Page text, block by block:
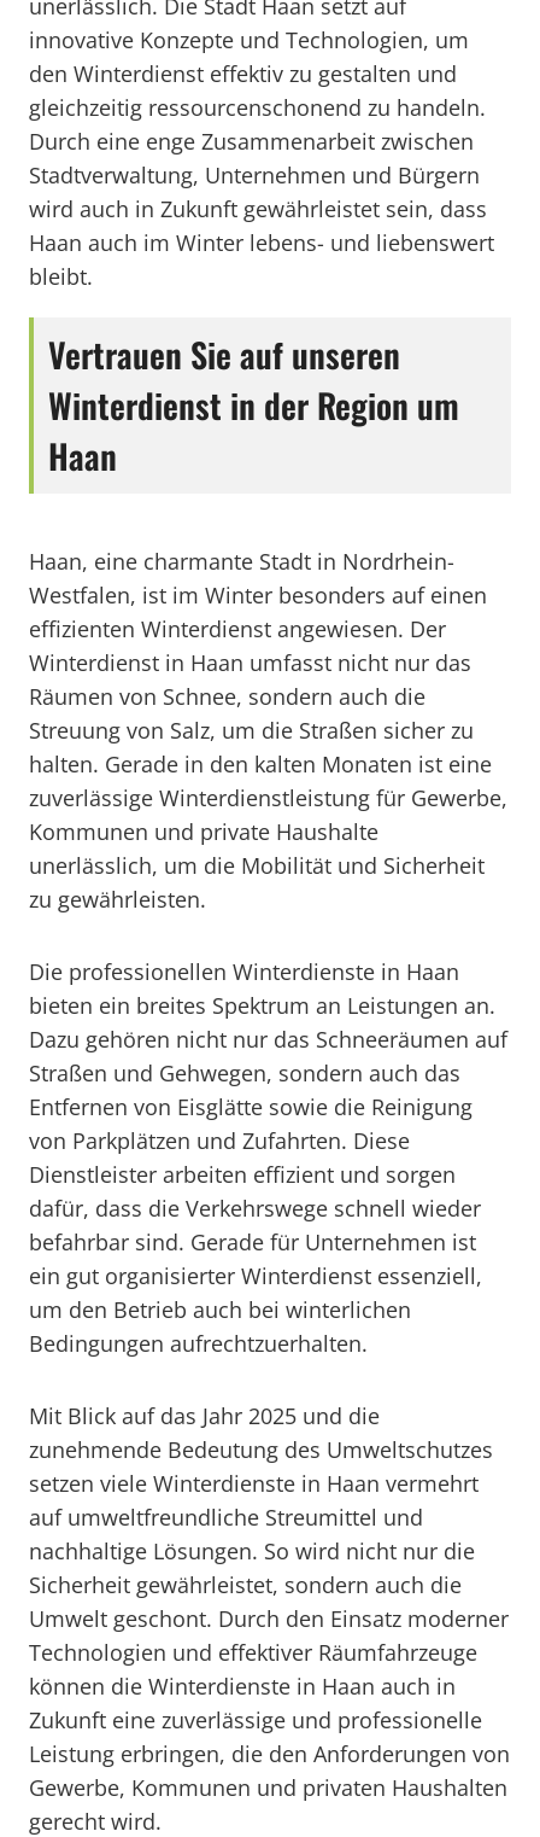
unerlässlich. Die Stadt Haan setzt auf
innovative Konzepte und Technologien, um
den Winterdienst effektiv zu gestalten und
gleichzeitig ressourcenschonend zu handeln.
Durch eine enge Zusammenarbeit zwischen
Stadtverwaltung, Unternehmen und Bürgern
wird auch in Zukunft gewährleistet sein, dass
Haan auch im Winter lebens- und liebenswert
bleibt.
Vertrauen Sie auf unseren
Winterdienst in der Region um
Haan
Haan, eine charmante Stadt in Nordrhein-
Westfalen, ist im Winter besonders auf einen
effizienten Winterdienst angewiesen. Der
Winterdienst in Haan umfasst nicht nur das
Räumen von Schnee, sondern auch die
Streuung von Salz, um die Straßen sicher zu
halten. Gerade in den kalten Monaten ist eine
zuverlässige Winterdienstleistung für Gewerbe,
Kommunen und private Haushalte
unerlässlich, um die Mobilität und Sicherheit
zu gewährleisten.
Die professionellen Winterdienste in Haan
bieten ein breites Spektrum an Leistungen an.
Dazu gehören nicht nur das Schneeräumen auf
Straßen und Gehwegen, sondern auch das
Entfernen von Eisglätte sowie die Reinigung
von Parkplätzen und Zufahrten. Diese
Dienstleister arbeiten effizient und sorgen
dafür, dass die Verkehrswege schnell wieder
befahrbar sind. Gerade für Unternehmen ist
ein gut organisierter Winterdienst essenziell,
um den Betrieb auch bei winterlichen
Bedingungen aufrechtzuerhalten.
Mit Blick auf das Jahr 2025 und die
zunehmende Bedeutung des Umweltschutzes
setzen viele Winterdienste in Haan vermehrt
auf umweltfreundliche Streumittel und
nachhaltige Lösungen. So wird nicht nur die
Sicherheit gewährleistet, sondern auch die
Umwelt geschont. Durch den Einsatz moderner
Technologien und effektiver Räumfahrzeuge
können die Winterdienste in Haan auch in
Zukunft eine zuverlässige und professionelle
Leistung erbringen, die den Anforderungen von
Gewerbe, Kommunen und privaten Haushalten
gerecht wird.